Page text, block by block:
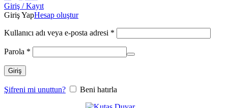
Giriş / Kayıt
Giriş YapHesap oluştur
Kullanıcı adı veya e-posta adresi *
Parola *
Giriş
Şifreni mi unuttun? Beni hatırla